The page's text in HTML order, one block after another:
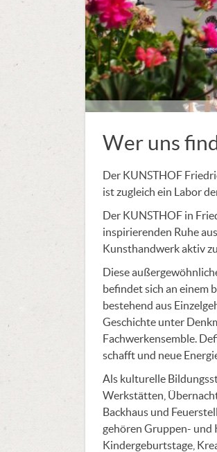
Wer uns
Der KUNSTHOF
ist zugleich ein Labor
Der KUNSTHOF in
inspirierenden Ruhe
Kunsthandwerk aktiv
Diese
befindet sich an einem
bestehend aus
Geschichte unter
Fachwerkensemble.
schafft und neue
Als kulturelle
Werkstätten,
Backhaus und
gehören Gruppen- und
Kindergeburtstage,